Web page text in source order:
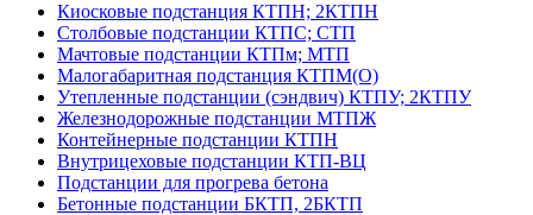
Киосковые подстанция КТПН; 2КТПН
Столбовые подстанции КТПС; СТП
Мачтовые подстанции КТПм; МТП
Малогабаритная подстанция КТПМ(О)
Утепленные подстанции (сэндвич) КТПУ; 2КТПУ
Железнодорожные подстанции МТПЖ
Контейнерные подстанции КТПН
Внутрицеховые подстанции КТП-ВЦ
Подстанции для прогрева бетона
Бетонные подстанции БКТП, 2БКТП